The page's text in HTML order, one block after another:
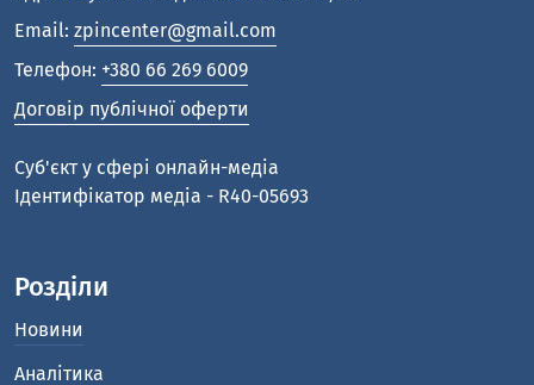
Email: zpincenter@gmail.com
Телефон: +380 66 269 6009
Договір публічної оферти
Cуб'єкт у сфері онлайн-медіа
Ідентифікатор медіа - R40-05693
Розділи
Новини
Аналітика